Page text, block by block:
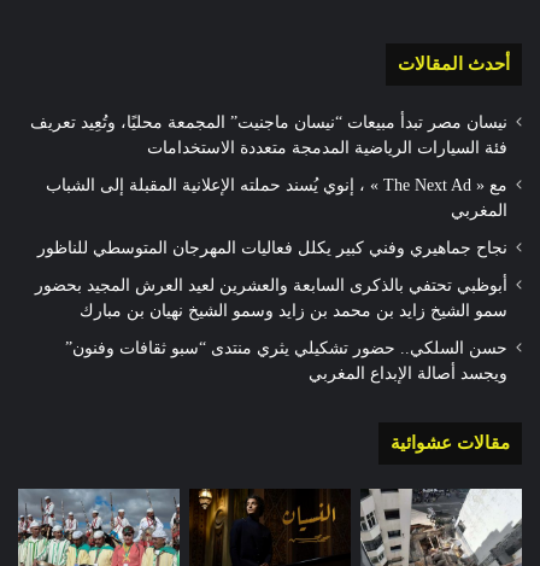
أحدث المقالات
نيسان مصر تبدأ مبيعات “نيسان ماجنيت” المجمعة محليًا، وتُعِيد تعريف
فئة السيارات الرياضية المدمجة متعددة الاستخدامات
مع « The Next Ad » ، إنوي يُسند حملته الإعلانية المقبلة إلى الشباب
المغربي
نجاح جماهيري وفني كبير يكلل فعاليات المهرجان المتوسطي للناظور
أبوظبي تحتفي بالذكرى السابعة والعشرين لعيد العرش المجيد بحضور
سمو الشيخ زايد بن محمد بن زايد وسمو الشيخ نهيان بن مبارك
حسن السلكي.. حضور تشكيلي يثري منتدى “سبو ثقافات وفنون”
ويجسد أصالة الإبداع المغربي
مقالات عشوائية